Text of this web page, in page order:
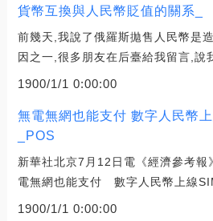
貨幣互換與人民幣貶值的關系_
前幾天,我說了俄羅斯拋售人民幣是
因之一,很多朋友在后臺給我留言,說
1900/1/1 0:00:00
無電無網也能支付 數字人民幣
_POS
新華社北京7月12日電《經濟參考
電無網也能支付 數字人民幣上線
1900/1/1 0:00:00